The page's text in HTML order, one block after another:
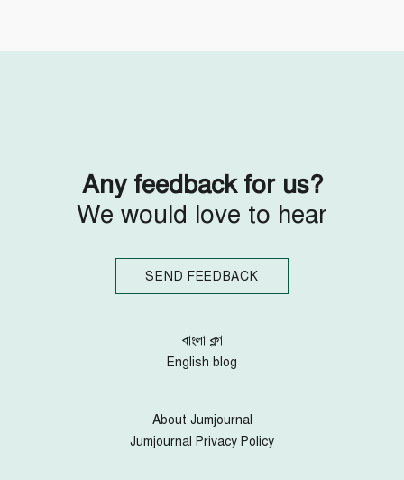
Any feedback for us?
We would love to hear
SEND FEEDBACK
বাংলা ব্লগ
English blog
About Jumjournal
Jumjournal Privacy Policy